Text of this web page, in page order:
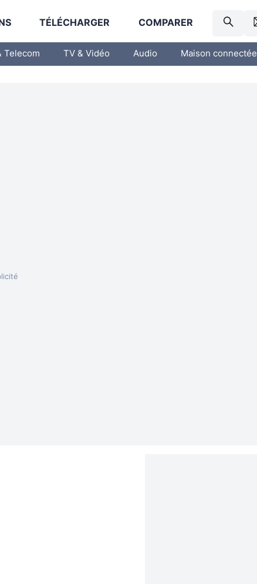
TÉLÉCHARGER COMPARER
Telecom TV & Vidéo Audio Maison connectée